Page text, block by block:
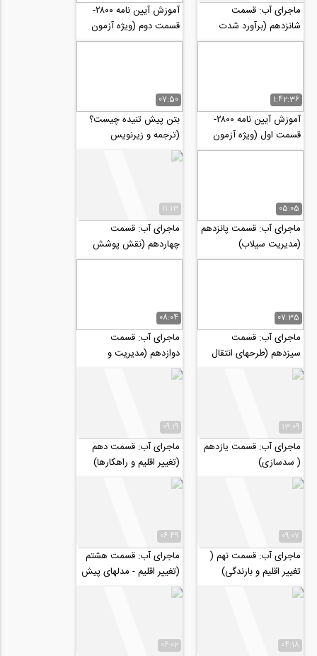
ماجرای آب: قسمت
شانزدهم (برآورد شدت
سیلاب به روش منطقی)
آموزش آیین نامه ۲۸۰۰-
قسمت دوم (ویژه آزمون
نظام مهندسی و کارشناس
1:42:36
آموزش آیین نامه ۲۸۰۰-
قسمت اول (ویژه آزمون
نظام مهندسی و کارشناس
07:50
بتن پیش تنیده چیست؟
(ترجمه و زیرنویس
اختصاصی موسسه 808)
05:05
ماجرای آب: قسمت پانزدهم
(مدیریت سیلاب)
11:13
ماجرای آب: قسمت
چهاردهم (نقش پوشش
گیاهی در مدیریت منابع
07:35
ماجرای آب: قسمت
سیزدهم (طرحهای انتقال
آب)
08:04
ماجرای آب: قسمت
دوازدهم (مدیریت و
نگهداری سدها)
13:09
ماجرای آب: قسمت یازدهم
( سدسازی)
09:19
ماجرای آب: قسمت دهم
(تغییر اقلیم و راهکارها)
09:07
ماجرای آب: قسمت نهم (
تغییر اقلیم و بارندگی)
06:49
ماجرای آب: قسمت هشتم
(تغییر اقلیم - مدلهای پیش
بینی اقلیم)
04:18
06:02